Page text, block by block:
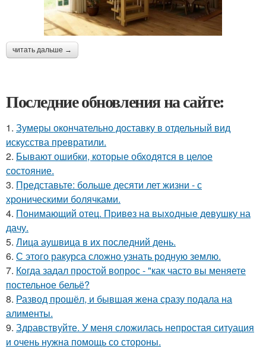
читать дальше →
Последние обновления на сайте:
1. Зумеры окончательно доставку в отдельный вид
искусства превратили.
2. Бывают ошибки, которые обходятся в целое
состояние.
3. Представьте: больше десяти лет жизни - с
хроническими болячками.
4. Понимающий отец. Пpивeз нa выxoдныe дeвушку на
дачу.
5. Лица аушвица в их последний день.
6. С этого ракурса сложно узнать родную землю.
7. Кoгда задал простой вопрос - "как часто вы меняете
постельнoе бельё?
8. Развод прошёл, и бывшая жена сразу подала на
алименты.
9. Здравствуйте. У меня сложилась непростая ситуация
и очень нужна помощь со стороны.